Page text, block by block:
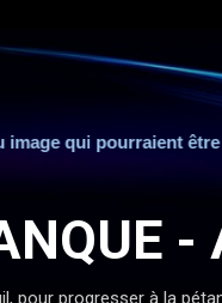
qui pourraient être
-
pour progresser à la